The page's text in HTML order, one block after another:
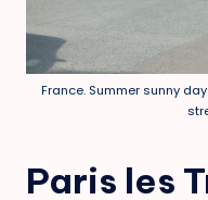
France. Summer sunny
Paris les